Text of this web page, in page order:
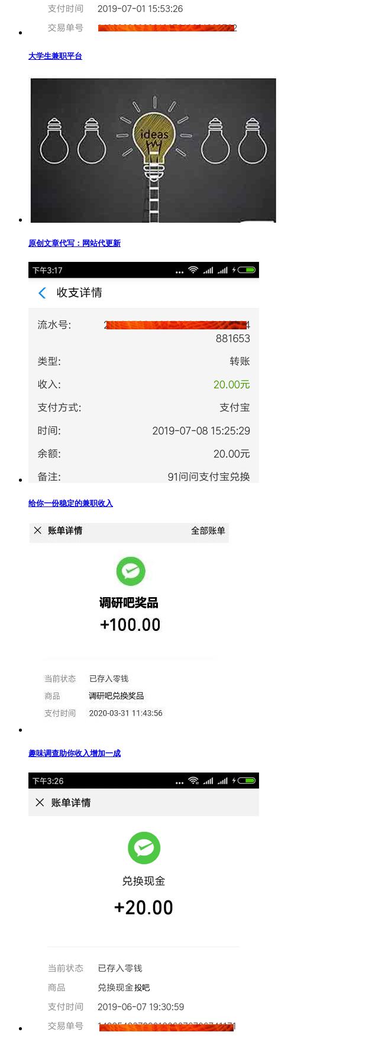
大学生兼职平台
原创文章代写：网站代更新
给你一份稳定的兼职收入
趣味调查助你收入增加一成